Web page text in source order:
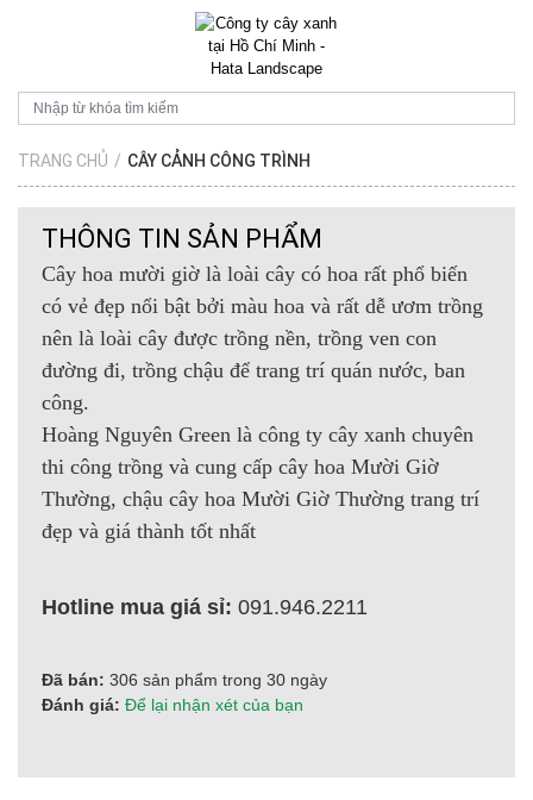
TRANG CHỦ / CÂY CẢNH CÔNG TRÌNH
THÔNG TIN SẢN PHẨM
Cây hoa mười giờ là loài cây có hoa rất phổ biến
có vẻ đẹp nổi bật bởi màu hoa và rất dễ ươm trồng
nên là loài cây được trồng nền, trồng ven con
đường đi, trồng chậu để trang trí quán nước, ban
công.
Hoàng Nguyên Green là công ty cây xanh chuyên
thi công trồng và cung cấp cây hoa Mười Giờ
Thường, chậu cây hoa Mười Giờ Thường trang trí
đẹp và giá thành tốt nhất
Hotline mua giá sỉ: 091.946.2211
Đã bán: 306 sản phẩm trong 30 ngày
Đánh giá: Để lại nhận xét của bạn